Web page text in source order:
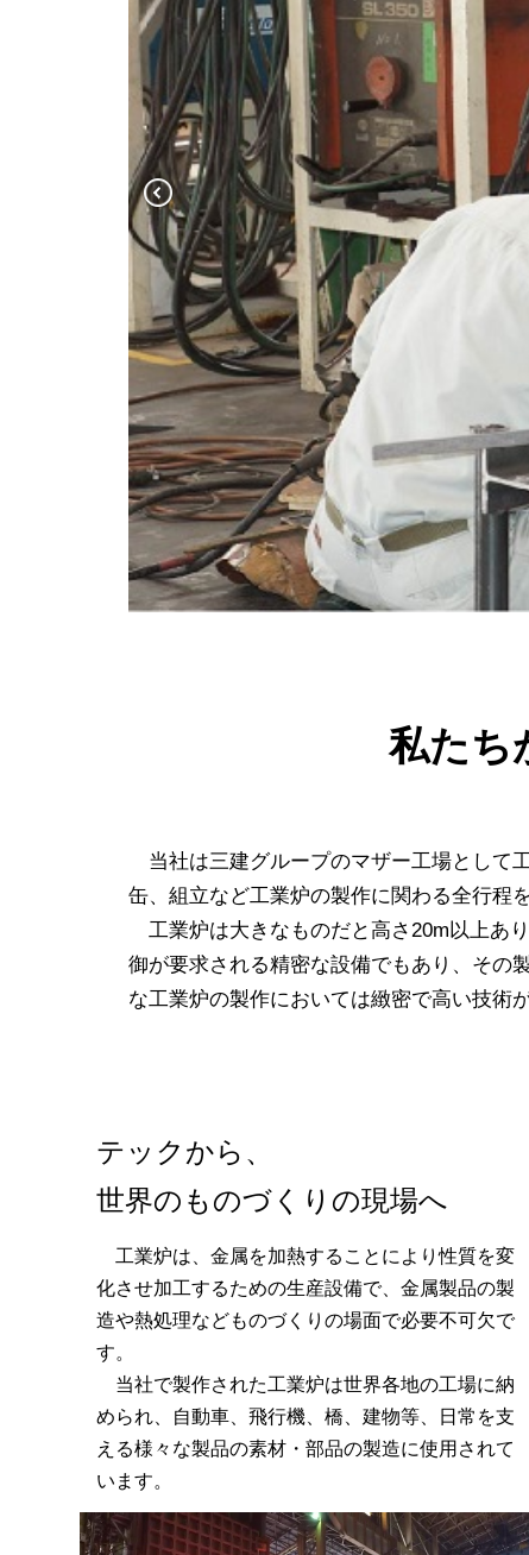
私たち
当社は三建グループのマザー工場として
缶、組立など工業炉の製作に関わる全行程
工業炉は大きなものだと高さ20m以上あ
御が要求される精密な設備でもあり、その
な工業炉の製作においては緻密で高い技術
テックから、
世界のものづくりの現場へ
工業炉は、金属を加熱することにより性質を変
化させ加工するための生産設備で、金属製品の製
造や熱処理などものづくりの場面で必要不可欠で
す。
当社で製作された工業炉は世界各地の工場に納
められ、自動車、飛行機、橋、建物等、日常を支
える様々な製品の素材・部品の製造に使用されて
います。